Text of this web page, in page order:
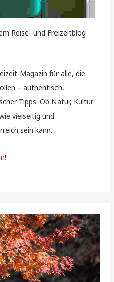
Reise- und Freizeitblog
Magazin für alle, die
– authentisch,
Tipps. Ob Natur, Kultur
vielseitig und
sein kann.
!